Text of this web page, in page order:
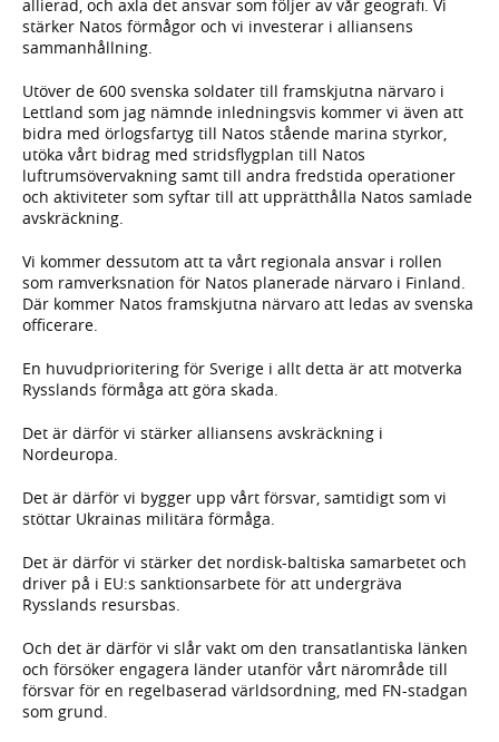
allierad, och axla det ansvar som följer av vår geografi. Vi
stärker Natos förmågor och vi investerar i alliansens
sammanhållning.
Utöver de 600 svenska soldater till framskjutna närvaro i
Lettland som jag nämnde inledningsvis kommer vi även att
bidra med örlogsfartyg till Natos stående marina styrkor,
utöka vårt bidrag med stridsflygplan till Natos
luftrumsövervakning samt till andra fredstida operationer
och aktiviteter som syftar till att upprätthålla Natos samlade
avskräckning.
Vi kommer dessutom att ta vårt regionala ansvar i rollen
som ramverksnation för Natos planerade närvaro i Finland.
Där kommer Natos framskjutna närvaro att ledas av svenska
officerare.
En huvudprioritering för Sverige i allt detta är att motverka
Rysslands förmåga att göra skada.
Det är därför vi stärker alliansens avskräckning i
Nordeuropa.
Det är därför vi bygger upp vårt försvar, samtidigt som vi
stöttar Ukrainas militära förmåga.
Det är därför vi stärker det nordisk-baltiska samarbetet och
driver på i EU:s sanktionsarbete för att undergräva
Rysslands resursbas.
Och det är därför vi slår vakt om den transatlantiska länken
och försöker engagera länder utanför vårt närområde till
försvar för en regelbaserad världsordning, med FN-stadgan
som grund.